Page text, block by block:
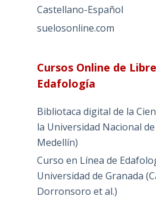
Castellano-Español
suelosonline.com
Cursos Online de
Edafología
Bibliotaca digital de la
la Universidad Nacional
Medellín)
Curso en Línea de
Universidad de Granada
Dorronsoro et al.)